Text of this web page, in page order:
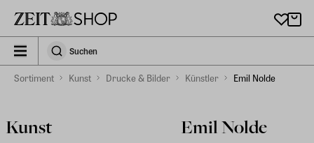
zeit_storefront.components.search.collapsed
SuchenSuchen
Sortiment Kunst Drucke & Bilder Künstler Emil Nolde
Kunst Emil Nolde